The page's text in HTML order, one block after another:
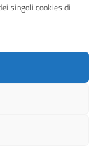
singoli cookies di